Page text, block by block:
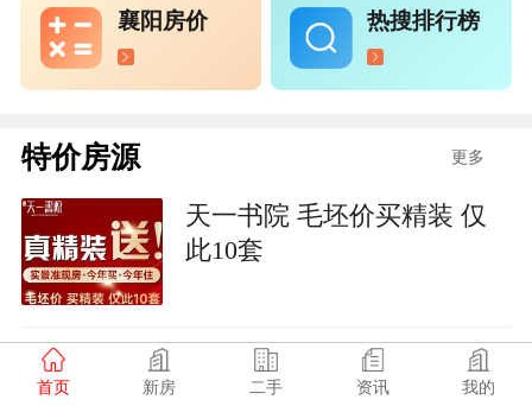
徐东壹号书院 盛夏购房节 5套秒杀房源
珈合·江山印 置业优选 5套秒杀房源
襄阳房价 热搜排行榜
特价房源 更多
天一书院 毛坯价买精装 仅
此10套
徐东壹号院 盛夏冰点价 精
首页 新房 二手 资讯 我的